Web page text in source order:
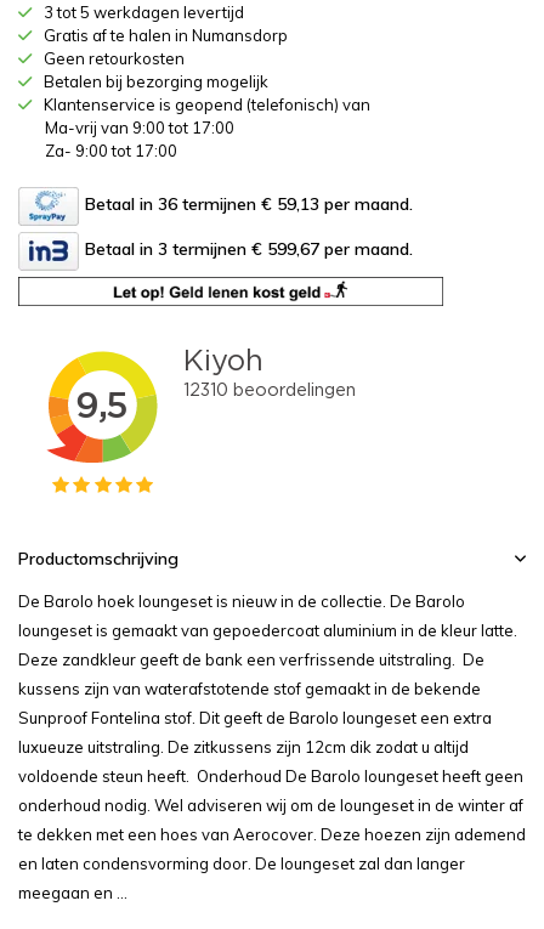
3 tot 5 werkdagen levertijd
Gratis af te halen in Numansdorp
Geen retourkosten
Betalen bij bezorging mogelijk
Klantenservice is geopend (telefonisch) van
Ma-vrij van 9:00 tot 17:00
Za- 9:00 tot 17:00
Betaal in 36 termijnen € 59,13 per maand.
Betaal in 3 termijnen € 599,67 per maand.
Productomschrijving
De Barolo hoek loungeset is nieuw in de collectie. De Barolo
loungeset is gemaakt van gepoedercoat aluminium in de kleur latte.
Deze zandkleur geeft de bank een verfrissende uitstraling. De
kussens zijn van waterafstotende stof gemaakt in de bekende
Sunproof Fontelina stof. Dit geeft de Barolo loungeset een extra
luxueuze uitstraling. De zitkussens zijn 12cm dik zodat u altijd
voldoende steun heeft. Onderhoud De Barolo loungeset heeft geen
onderhoud nodig. Wel adviseren wij om de loungeset in de winter af
te dekken met een hoes van Aerocover. Deze hoezen zijn ademend
en laten condensvorming door. De loungeset zal dan langer
meegaan en ...